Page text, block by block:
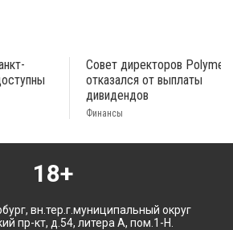
Совет директоров
отказался от выплаты
дивидендов
Финансы
18+
вн.тер.г.муниципальный округ
пр-кт, д.54, литера А, пом.1-Н.